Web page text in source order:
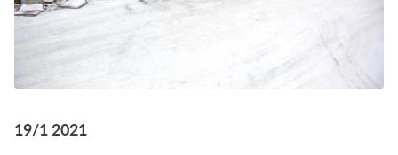
19/1 2021